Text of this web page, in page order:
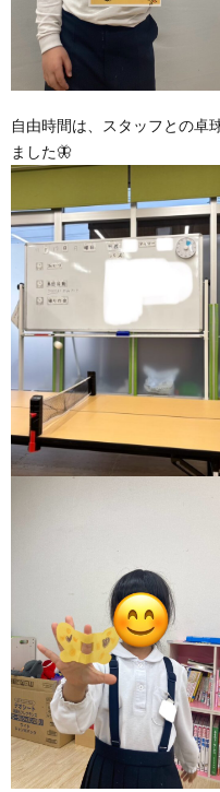
自由時間は、スタッフとの卓
ました🦋